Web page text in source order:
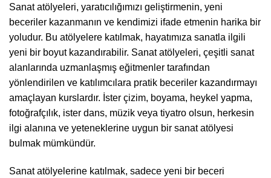
Sanat atölyeleri, yaratıcılığımızı geliştirmenin, yeni
beceriler kazanmanın ve kendimizi ifade etmenin harika bir
yoludur. Bu atölyelere katılmak, hayatımıza sanatla ilgili
yeni bir boyut kazandırabilir. Sanat atölyeleri, çeşitli sanat
alanlarında uzmanlaşmış eğitmenler tarafından
yönlendirilen ve katılımcılara pratik beceriler kazandırmayı
amaçlayan kurslardır. İster çizim, boyama, heykel yapma,
fotoğrafçılık, ister dans, müzik veya tiyatro olsun, herkesin
ilgi alanına ve yeteneklerine uygun bir sanat atölyesi
bulmak mümkündür.
Sanat atölyelerine katılmak, sadece yeni bir beceri